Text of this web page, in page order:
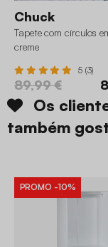
Chuck
Tapete com círculos
creme
5 (3)
89,99 €
Os
também
PROMO -10%